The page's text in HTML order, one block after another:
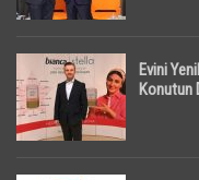
Evini
Konutun